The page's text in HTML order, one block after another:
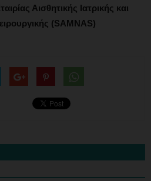
Αισθητικής Ιατρικής και
(SAMNAS)